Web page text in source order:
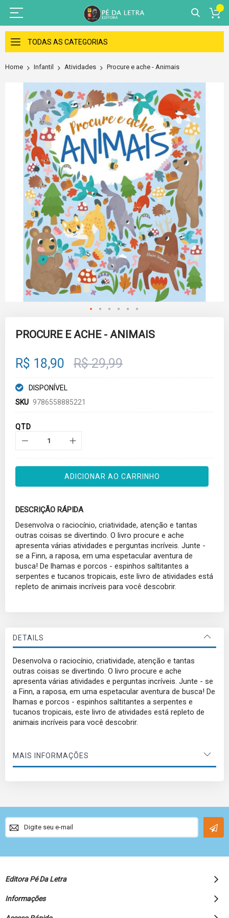
Skip
to
Content
TODAS AS CATEGORIAS
Home Infantil Atividades Procure e ache - Animais
images
gallery
PROCURE E ACHE - ANIMAIS
R$ 18,90 R$ 29,99
DISPONÍVEL
SKU 9786558885221
QTD
ADICIONAR AO CARRINHO
DESCRIÇÃO RÁPIDA
Desenvolva o raciocínio, criatividade, atenção e tantas
outras coisas se divertindo. O livro procure e ache
apresenta várias atividades e perguntas incríveis. Junte -
se a Finn, a raposa, em uma espetacular aventura de
busca! De lhamas e porcos - espinhos saltitantes a
serpentes e tucanos tropicais, este livro de atividades está
repleto de animais incríveis para você descobrir.
DETAILS
Desenvolva o raciocínio, criatividade, atenção e tantas
outras coisas se divertindo. O livro procure e ache
apresenta várias atividades e perguntas incríveis. Junte - se
a Finn, a raposa, em uma espetacular aventura de busca! De
lhamas e porcos - espinhos saltitantes a serpentes e
tucanos tropicais, este livro de atividades está repleto de
animais incríveis para você descobrir.
MAIS INFORMAÇÕES
Sign
Up
for
Newsletter:
Editora Pé Da Letra
Informações